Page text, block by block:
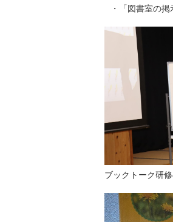
・「図書室の
ブックトーク研